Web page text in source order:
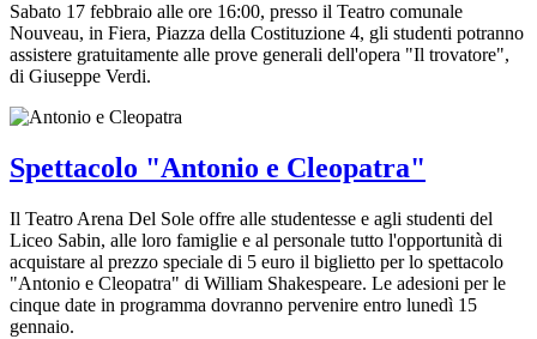
Sabato 17 febbraio alle ore 16:00, presso il Teatro comunale
Nouveau, in Fiera, Piazza della Costituzione 4, gli studenti potranno
assistere gratuitamente alle prove generali dell'opera "Il trovatore",
di Giuseppe Verdi.
Spettacolo "Antonio e Cleopatra"
Il Teatro Arena Del Sole offre alle studentesse e agli studenti del
Liceo Sabin, alle loro famiglie e al personale tutto l'opportunità di
acquistare al prezzo speciale di 5 euro il biglietto per lo spettacolo
"Antonio e Cleopatra" di William Shakespeare. Le adesioni per le
cinque date in programma dovranno pervenire entro lunedì 15
gennaio.